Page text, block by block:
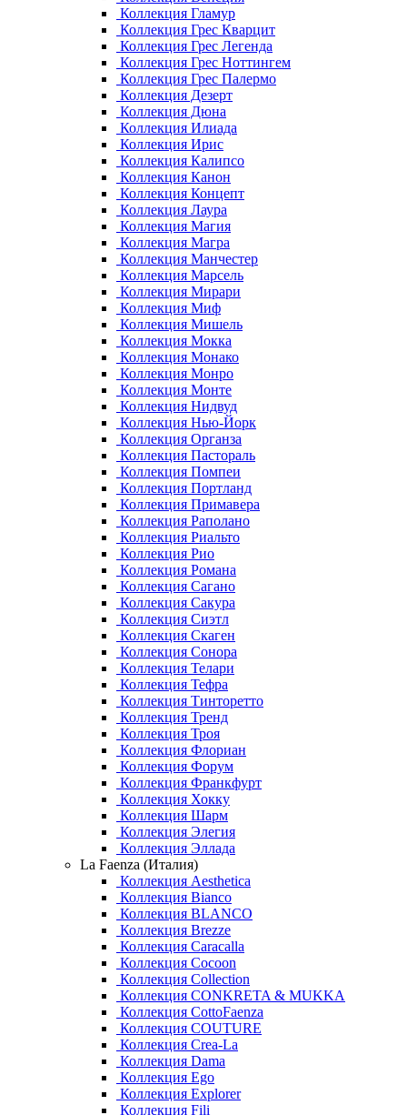
Коллекция Гламур
Коллекция Грес Кварцит
Коллекция Грес Легенда
Коллекция Грес Ноттингем
Коллекция Грес Палермо
Коллекция Дезерт
Коллекция Дюна
Коллекция Илиада
Коллекция Ирис
Коллекция Калипсо
Коллекция Канон
Коллекция Концепт
Коллекция Лаура
Коллекция Магия
Коллекция Магра
Коллекция Манчестер
Коллекция Марсель
Коллекция Мирари
Коллекция Миф
Коллекция Мишель
Коллекция Мокка
Коллекция Монако
Коллекция Монро
Коллекция Монте
Коллекция Нидвуд
Коллекция Нью-Йорк
Коллекция Органза
Коллекция Пастораль
Коллекция Помпеи
Коллекция Портланд
Коллекция Примавера
Коллекция Раполано
Коллекция Риальто
Коллекция Рио
Коллекция Романа
Коллекция Сагано
Коллекция Сакура
Коллекция Сиэтл
Коллекция Скаген
Коллекция Сонора
Коллекция Телари
Коллекция Тефра
Коллекция Тинторетто
Коллекция Тренд
Коллекция Троя
Коллекция Флориан
Коллекция Форум
Коллекция Франкфурт
Коллекция Хокку
Коллекция Шарм
Коллекция Элегия
Коллекция Эллада
La Faenza (Италия)
Коллекция Aesthetica
Коллекция Bianco
Коллекция BLANCO
Коллекция Brezze
Коллекция Caracalla
Коллекция Cocoon
Коллекция Collection
Коллекция CONKRETA & MUKKA
Коллекция CottoFaenza
Коллекция COUTURE
Коллекция Crea-La
Коллекция Dama
Коллекция Ego
Коллекция Explorer
Коллекция Fili